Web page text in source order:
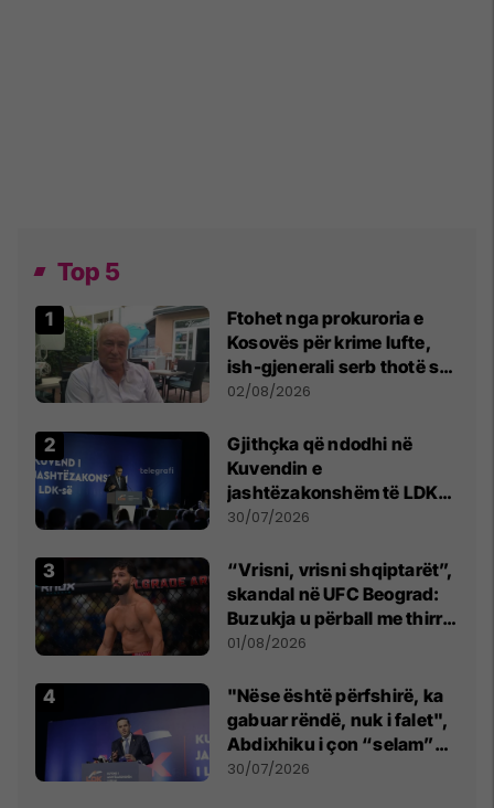
Top 5
Ftohet nga prokuroria e
Kosovës për krime lufte,
ish-gjenerali serb thotë se
dikush e tradhtoi në
02/08/2026
Gjithçka që ndodhi në
Kuvendin e
jashtëzakonshëm të LDK-
së
30/07/2026
“Vrisni, vrisni shqiptarët”,
skandal në UFC Beograd:
Buzukja u përball me thirrje
anti-shqiptare nga
01/08/2026
"Nëse është përfshirë, ka
gabuar rëndë, nuk i falet",
Abdixhiku i çon “selam”
Përparim Ramës
30/07/2026